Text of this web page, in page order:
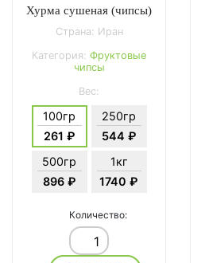
Хурма сушеная (чипсы)
Страна: Иран
Категория: Фруктовые
чипсы
Вес:
100гр
261 ₽
250гр
544 ₽
500гр
896 ₽
1кг
1740 ₽
Количество: